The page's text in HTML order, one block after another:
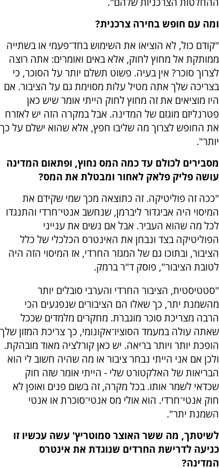
ומה עם חופש בחירה צרכנית?
"קודם כול, לא הוציאו את השימוש בחד־פעמי או בשתייה
ממותקת אל מחוץ לחוק, אלא באים ואומרים: אתה רוצה
לצרוך סוכר? אין בעיה. פשוט תשלם יותר על הסוכר, כי
בצריכה שלך אתה מטיל עלות מסוימת גם על הציבור. אם
היו מוציאים את זה מחוץ לחוק הייתי אומר שיש כאן
פטרנליזם מוגזם של המדינה. אבל במקרה הזה יש לאזרח
את החופש לצרוך מה שליבו חפץ, אלא שהוא ישלם על כך
יותר".
מסבירים לכולם עד כמה המס נחוץ, ופתאום המדינה
עושה פליק פלאק לאחור ומבטלת את המס?
"ככה זה פוליטיקה. זה כתוצאה מכך שמי שקידם את
המיסוי היה אביגדור ליברמן, שנחשב אנטי־חרדי והתנגדו
לכל מה שהוא העביר. אבל אם נשים את ענייני
הפוליטיקה בצד ונבחן את האינטרס הכלכלי של כלל
הציבור, ובתוכו גם של המגזר החרדי, אז המיסוי הזה היה
לטובת הציבור", פוסק ד"ר ברמק.
"סטטיסטית, הציבור החרדי והערבי סובלים יותר
מהשמנת יתר, כך שאלו הם הציבורים שנפגעים הכי
הרבה מצריכת סוכר מוגברת. מחקרים מלמדים שככל
שאתה עולה במעמד הסוציו־אקונומי, כך צריכת המזון שלך
הופכת יותר ויותר בריאה. יש כאן קורלציה מאוד מובהקת.
ולכן אם אני הייתי נבחר ציבור או מה שהיה חשוב לי הוא
הבריאות של האלקטורט שלי - הייתי אומר שזה חוק
שכדאי לשמר אותו. בכל מקרה, זה בשום פנים ואופן לא
חוק אנטי־חרדי. הוא אולי מס אנטי־סוכרת או אנטי
השמנת יתר".
לשיטתך, מה ששר האוצר סמוטריץ' עשה עכשיו זו
כניעה לדרישת החרדים שנוגדת את אינטרס
המדינה?